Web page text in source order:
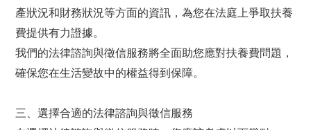
產狀況和財務狀況等方面的資訊，為您在法庭上爭取扶養
費提供有力證據。
我們的法律諮詢與徵信服務將全面助您應對扶養費問題，
確保您在生活變故中的權益得到保障。
三、選擇合適的法律諮詢與徵信服務